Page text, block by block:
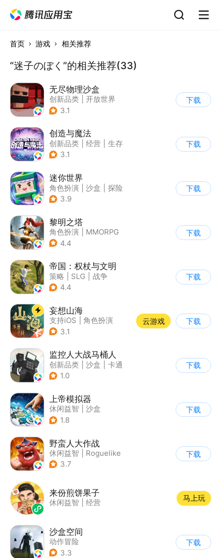
首页 游戏 相关推荐
“迷子のぼく”的相关推荐(33)
无尽物理沙盒
创新品类
开放世界
| 像素风
3.1
下载
创造与魔法
创新品类 经营
生存
| 开放世界
3.1
下载
迷你世界
角色扮演 沙盒
探险
| 我的世界
3.9
下载
黎明之塔
角色扮演
MMORPG
| 奇幻
4.4
下载
帝国：权杖与文明
策略 SLG
战争
| 自由交易
4.4
下载
妄想山海
支持iOS
角色扮演
| 店铺经营
3.1
云游戏 下载
监控人大战马桶人
创新品类 沙盒
卡通
| 建造
1.0
下载
上帝模拟器
休闲益智
沙盒
| 建造模拟
1.8
下载
野蛮人大作战
休闲益智
Roguelike
| 奇幻
3.7
下载
来份煎饼果子
休闲益智 经营
马上玩
沙盒空间
动作冒险
| 第一人称射击
3.3
下载